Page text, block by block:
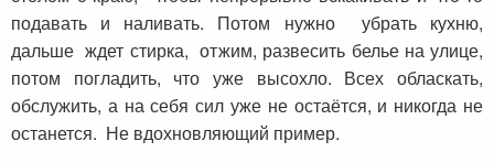
подавать и наливать. Потом нужно убрать кухню,
дальше ждет стирка, отжим, развесить белье на улице,
потом погладить, что уже высохло. Всех обласкать,
обслужить, а на себя сил уже не остаётся, и никогда не
останется. Не вдохновляющий пример.